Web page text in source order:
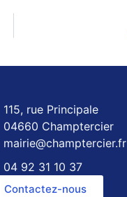
115, rue Principale
04660 Champtercier
mairie@champtercier.fr
04 92 31 10 37
Contactez-nous